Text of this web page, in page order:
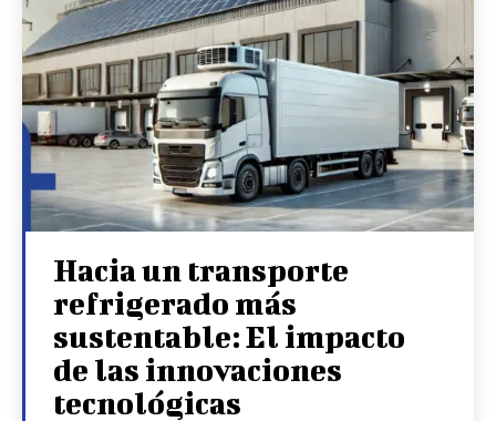
Hacia un transporte
refrigerado más
sustentable: El impacto
de las innovaciones
tecnológicas